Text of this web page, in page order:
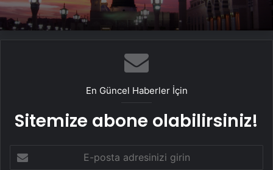
En Güncel Haberler İçin
Sitemize abone olabilirsiniz!
posta